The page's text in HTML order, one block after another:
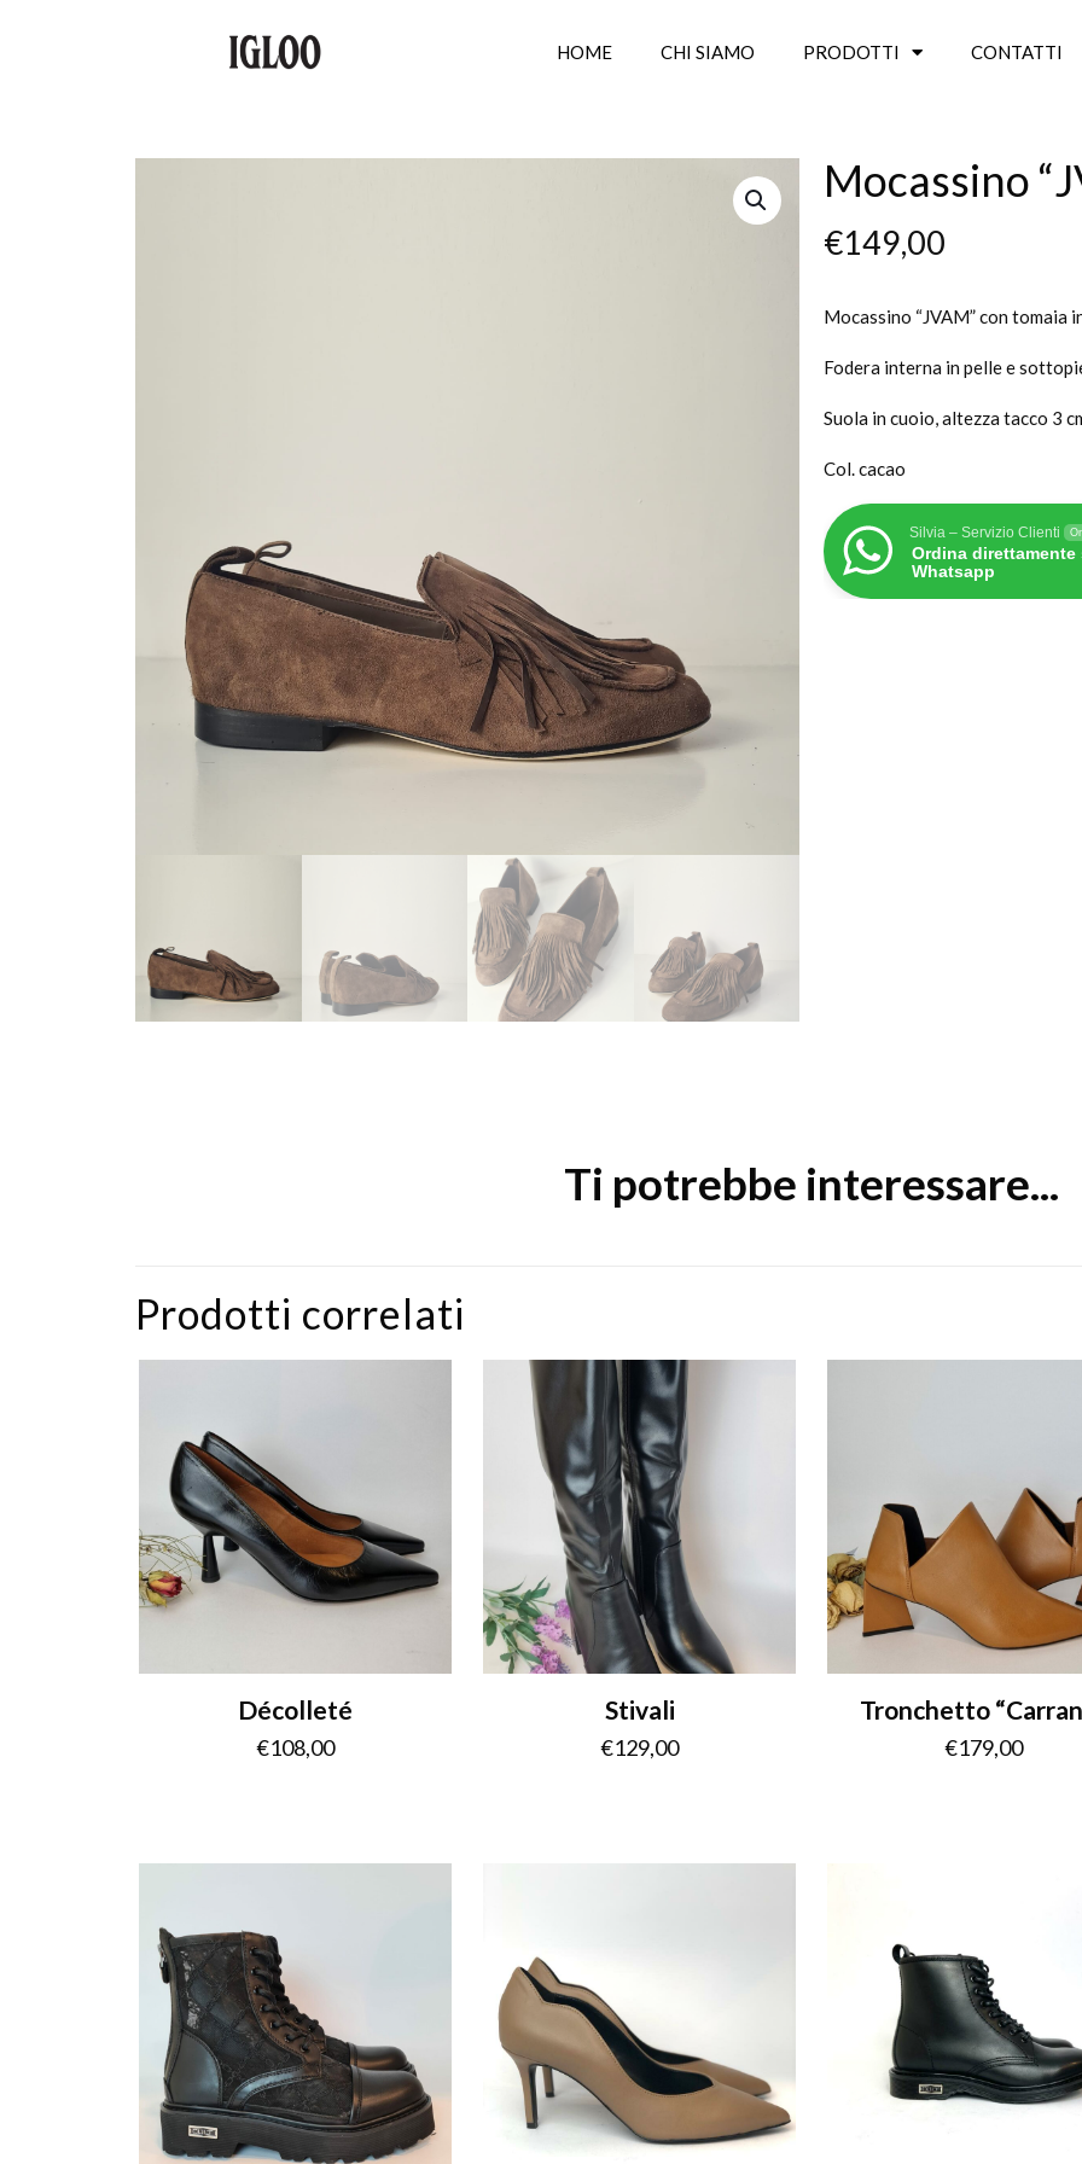
HOME CHI SIAMO PRODOTTI CONTATTI
Mocassino
€149,00
Mocassino “JVAM” con tomaia
Fodera interna in pelle e
Suola in cuoio, altezza tacco 3
Col. cacao
Silvia – Servizio Clienti
Ordina direttamente
Whatsapp
Ti potrebbe interessare...
Prodotti correlati
Décolleté
€108,00
Stivali
€129,00
Tronchetto
€179,00